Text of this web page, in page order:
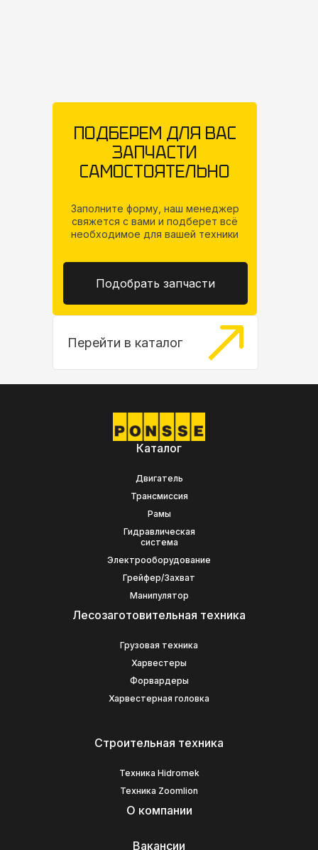
ПОДБЕРЕМ ДЛЯ ВАС
ЗАПЧАСТИ
САМОСТОЯТЕЛЬНО
Заполните форму, наш менеджер
свяжется с вами и подберет всё
необходимое для вашей техники
Подобрать запчасти
Перейти в каталог
Каталог
Двигатель
Трансмиссия
Рамы
Гидравлическая
система
Электрооборудование
Грейфер/Захват
Манипулятор
Лесозаготовительная техника
Грузовая техника
Харвестеры
Форвардеры
Харвестерная головка
Строительная техника
Техника Hidromek
Техника Zoomlion
О компании
Вакансии